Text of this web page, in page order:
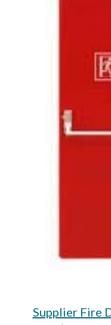
Supplier Fire